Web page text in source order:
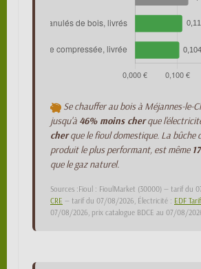
Se chauffer au bois à Méjannes-le-
jusqu'à 46% moins cherque
cherque le fioul domestique. La bûche
produit le plus performant, est même
que le gaz naturel.
Sources :Fioul : FioulMarket (30000) — tarif du
CRE — tarif du 07/08/2026, Électricité : EDF
07/08/2026, prix catalogue BDCE au 07/08/